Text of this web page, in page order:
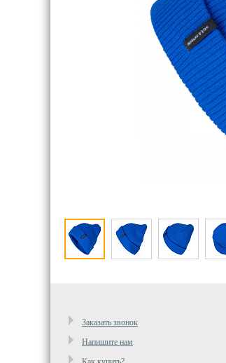
Заказать звонок
Напишите нам